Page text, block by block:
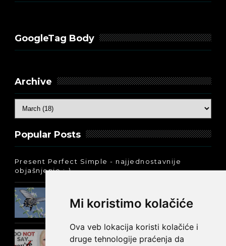
Mi koristimo kolačiće
Ova veb lokacija koristi kolačiće i
druge tehnologije praćenja da
GoogleTag Body
Archive
Popular Posts
Present Perfect Simple - najjednostavnije
objašnjenje :-)
engleskom: was ili were
Kako reći NEMA NA ČEMU na
engleskom?